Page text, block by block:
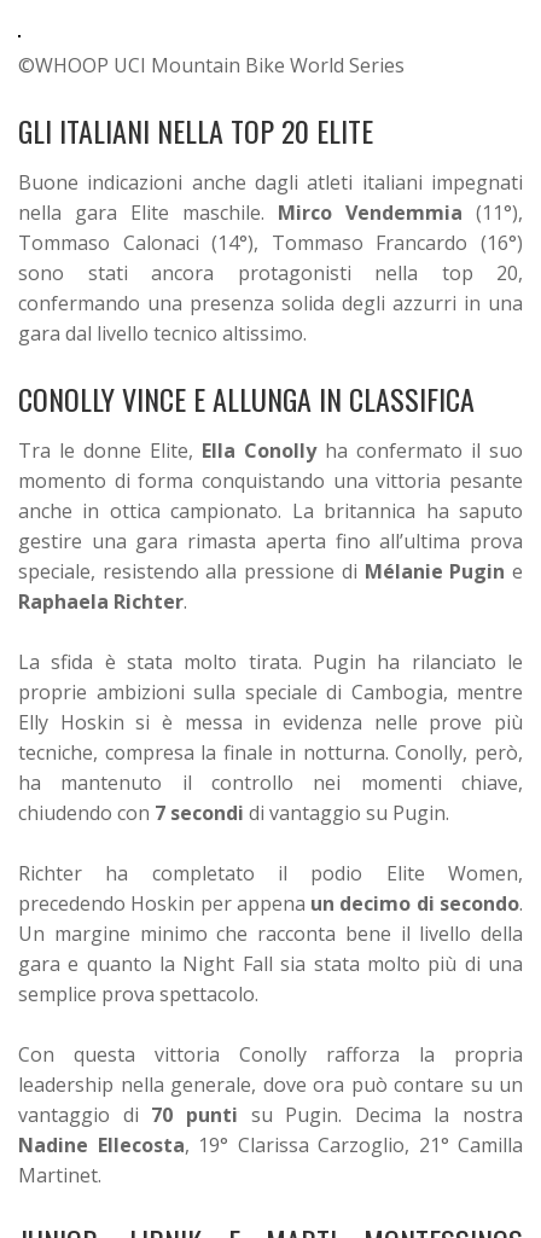
©WHOOP UCI Mountain Bike World Series
GLI ITALIANI NELLA TOP 20 ELITE
Buone indicazioni anche dagli atleti italiani impegnati
nella gara Elite maschile. Mirco Vendemmia (11°),
Tommaso Calonaci (14°), Tommaso Francardo (16°)
sono stati ancora protagonisti nella top 20,
confermando una presenza solida degli azzurri in una
gara dal livello tecnico altissimo.
CONOLLY VINCE E ALLUNGA IN CLASSIFICA
Tra le donne Elite, Ella Conollyha confermato il suo
momento di forma conquistando una vittoria pesante
anche in ottica campionato. La britannica ha saputo
gestire una gara rimasta aperta fino all’ultima prova
speciale, resistendo alla pressione di Mélanie Pugin e
Raphaela Richter.
La sfida è stata molto tirata. Pugin ha rilanciato le
proprie ambizioni sulla speciale di Cambogia, mentre
Elly Hoskin si è messa in evidenza nelle prove più
tecniche, compresa la finale in notturna. Conolly, però,
ha mantenuto il controllo nei momenti chiave,
chiudendo con 7 secondi di vantaggio su Pugin.
Richter ha completato il podio Elite Women,
precedendo Hoskin per appena un decimo di secondo.
Un margine minimo che racconta bene il livello della
gara e quanto la Night Fall sia stata molto più di una
semplice prova spettacolo.
Con questa vittoria Conolly rafforza la propria
leadership nella generale, dove ora può contare su un
vantaggio di 70 punti su Pugin. Decima la nostra
Nadine Ellecosta, 19° Clarissa Carzoglio, 21° Camilla
Martinet.